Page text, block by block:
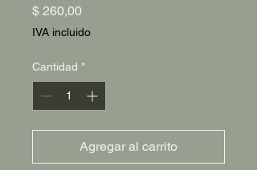
$ 260,00Precio
IVA incluido
Cantidad *
Agregar al carrito